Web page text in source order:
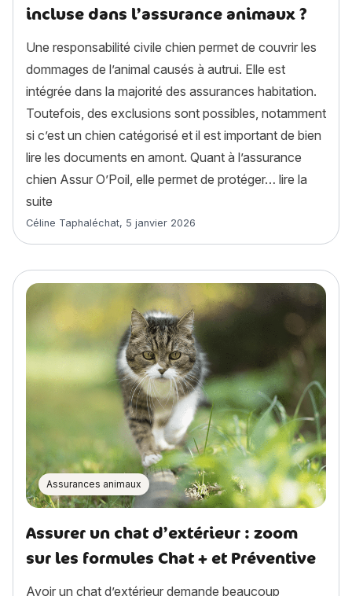
incluse dans l’assurance animaux ?
Une responsabilité civile chien permet de couvrir les
dommages de l’animal causés à autrui. Elle est
intégrée dans la majorité des assurances habitation.
Toutefois, des exclusions sont possibles, notamment
si c’est un chien catégorisé et il est important de bien
lire les documents en amont. Quant à l’assurance
chien Assur O’Poil, elle permet de protéger… lire la
suite
Article rédigé par
Céline Taphaléchat, 5 janvier 2026
Assurances animaux
Assurer un chat d’extérieur : zoom
sur les formules Chat + et Préventive
Avoir un chat d’extérieur demande beaucoup